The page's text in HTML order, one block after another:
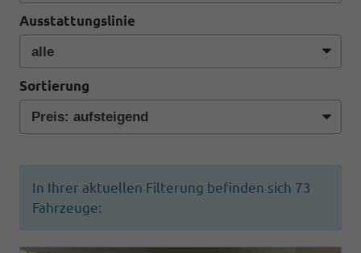
Ausstattungslinie
Sortierung
In Ihrer aktuellen Filterung befinden sich 73
Fahrzeuge: